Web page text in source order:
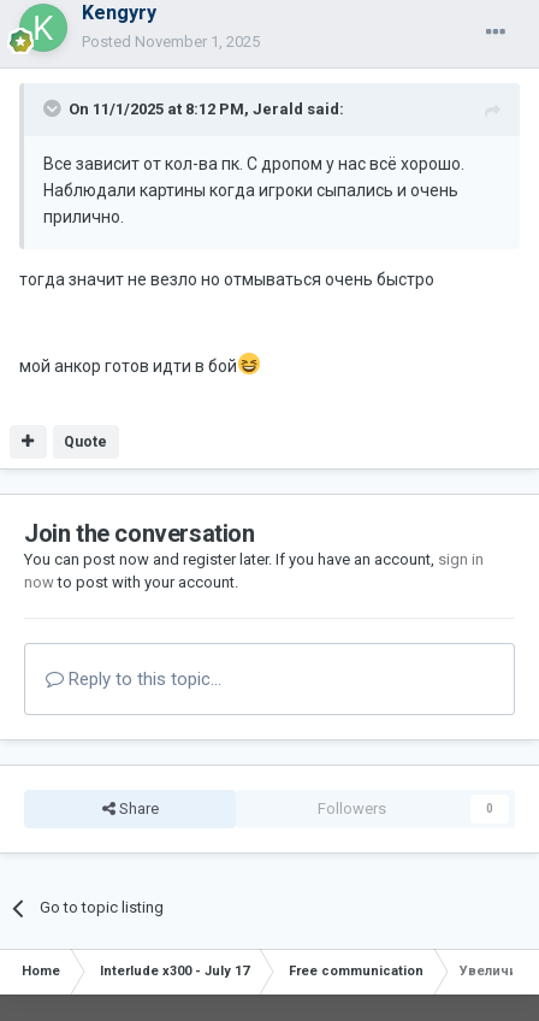
Kengyry
Posted November 1, 2025
On 11/1/2025 at 8:12 PM, Jerald said:
Все зависит от кол-ва пк. С дропом у нас всё хорошо.
Наблюдали картины когда игроки сыпались и очень
прилично.
тогда значит не везло но отмываться очень быстро
мой анкор готов идти в бой
Quote
Join the conversation
You can post now and register later. If you have an account, sign in
nowto post with your account.
Reply to this topic...
Share Followers 0
Go to topic listing
Home Interlude x300 - July 17 Free communication Увеличить